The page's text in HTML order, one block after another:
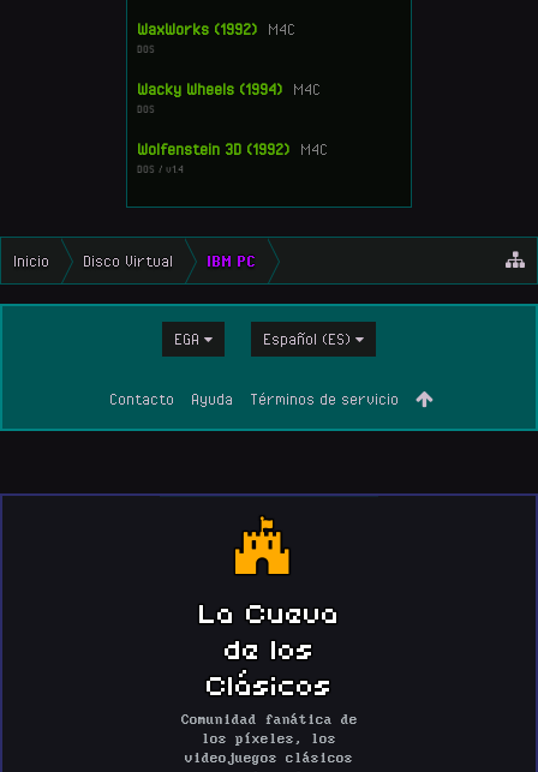
WaxWorks (1992) M4C
DOS
Wacky Wheels (1994) M4C
DOS
Wolfenstein 3D (1992) M4C
DOS / v1.4
Inicio Disco Virtual IBM PC
EGA Español (ES)
Contacto Ayuda Términos de servicio
La Cueva
de los
Clásicos
Comunidad fanática de
los píxeles, los
videojuegos clásicos